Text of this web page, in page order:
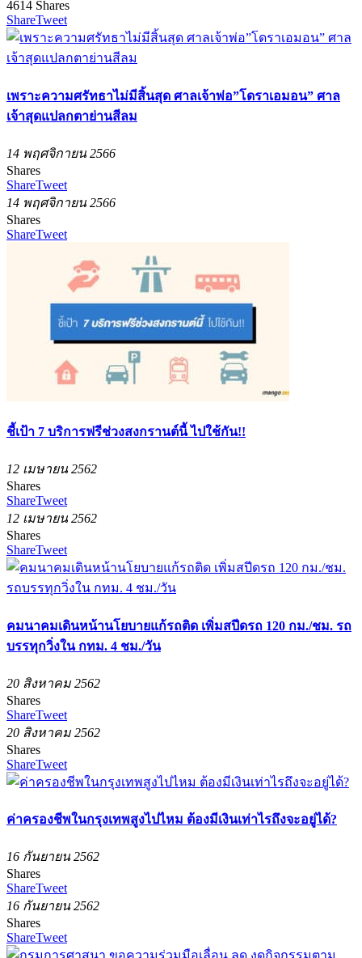
4614 Shares
ShareTweet
เพราะความศรัทธาไม่มีสิ้นสุด ศาลเจ้าพ่อ”โดราเอมอน” ศาล
เจ้าสุดแปลกตาย่านสีลม
14 พฤศจิกายน 2566
Shares
ShareTweet
14 พฤศจิกายน 2566
Shares
ShareTweet
ชี้เป้า 7 บริการฟรีช่วงสงกรานต์นี้ ไปใช้กัน!!
12 เมษายน 2562
Shares
ShareTweet
12 เมษายน 2562
Shares
ShareTweet
คมนาคมเดินหน้านโยบายแก้รถติด เพิ่มสปีดรถ 120 กม./ชม. รถ
บรรทุกวิ่งใน กทม. 4 ชม./วัน
20 สิงหาคม 2562
Shares
ShareTweet
20 สิงหาคม 2562
Shares
ShareTweet
ค่าครองชีพในกรุงเทพสูงไปไหม ต้องมีเงินเท่าไรถึงจะอยู่ได้?
16 กันยายน 2562
Shares
ShareTweet
16 กันยายน 2562
Shares
ShareTweet